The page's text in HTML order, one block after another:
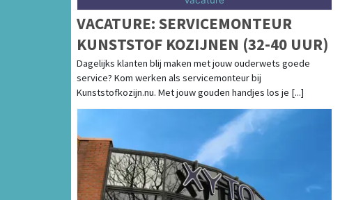
VACATURE: SERVICEMONTEUR
KUNSTSTOF KOZIJNEN (32-40 UUR)
Dagelijks klanten blij maken met jouw ouderwets goede
service? Kom werken als servicemonteur bij
Kunststofkozijn.nu. Met jouw gouden handjes los je [...]